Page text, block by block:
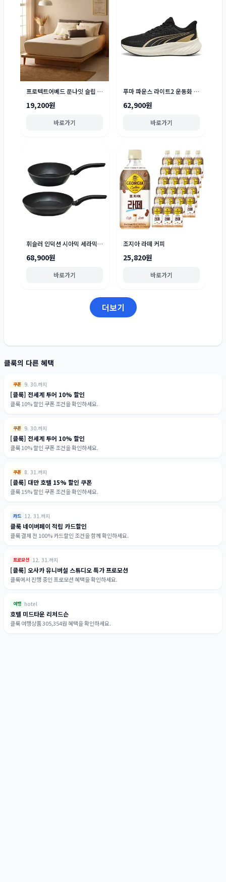
프로텍트어베드 문나잇 슬립 진드기차단 유아안전확인 방수 매트리스 커버
19,200원
바로가기
푸마 파운스 라이트2 운동화 313496
62,900원
바로가기
휘슬러 인덕션 시아믹 세라믹 팬 세트 2종
68,900원
바로가기
조지아 라떼 커피
25,820원
바로가기
더보기
클룩의 다른 혜택
쿠폰 9. 30.까지
[클룩] 전세계 투어 10% 할인
클룩 10% 할인 쿠폰 조건을 확인하세요.
쿠폰 9. 30.까지
[클룩] 전세계 투어 10% 할인
클룩 10% 할인 쿠폰 조건을 확인하세요.
쿠폰 8. 31.까지
[클룩] 대만 호텔 15% 할인 쿠폰
클룩 15% 할인 쿠폰 조건을 확인하세요.
카드 12. 31.까지
클룩 네이버페이 적립 카드할인
클룩 결제 전 100% 카드할인 조건을 함께 확인하세요.
프로모션 12. 31.까지
[클룩] 오사카 유니버설 스튜디오 특가 프로모션
클룩에서 진행 중인 프로모션 혜택을 확인하세요.
여행 hotel
호텔 미드타운 리처드슨
클룩 여행상품 305,354원 혜택을 확인하세요.